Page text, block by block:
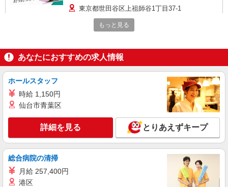
給与幅は資格・経験等による
東京都世田谷区上祖師谷1丁目37-1
パート
ツクイ世田谷宇奈根（デイサービス）
デイサービス 介護スタッフ（ケアクルー）
アップ！ ・居住支援特別手当:120円/時間含む ※
東京都世田谷区宇奈根2丁目11番11号
キープ 詳細を見る
パート
ツクイ・サンシャイン成城（有料老人ホーム）
有料老人ホーム 介護スタッフ （ケアクル
もっと見る
あなたにおすすめの求人情報
ホールスタッフ
時給 1,150円
仙台市青葉区
詳細を見る とりあえずキープ
総合病院の清掃
月給 257,400円
港区